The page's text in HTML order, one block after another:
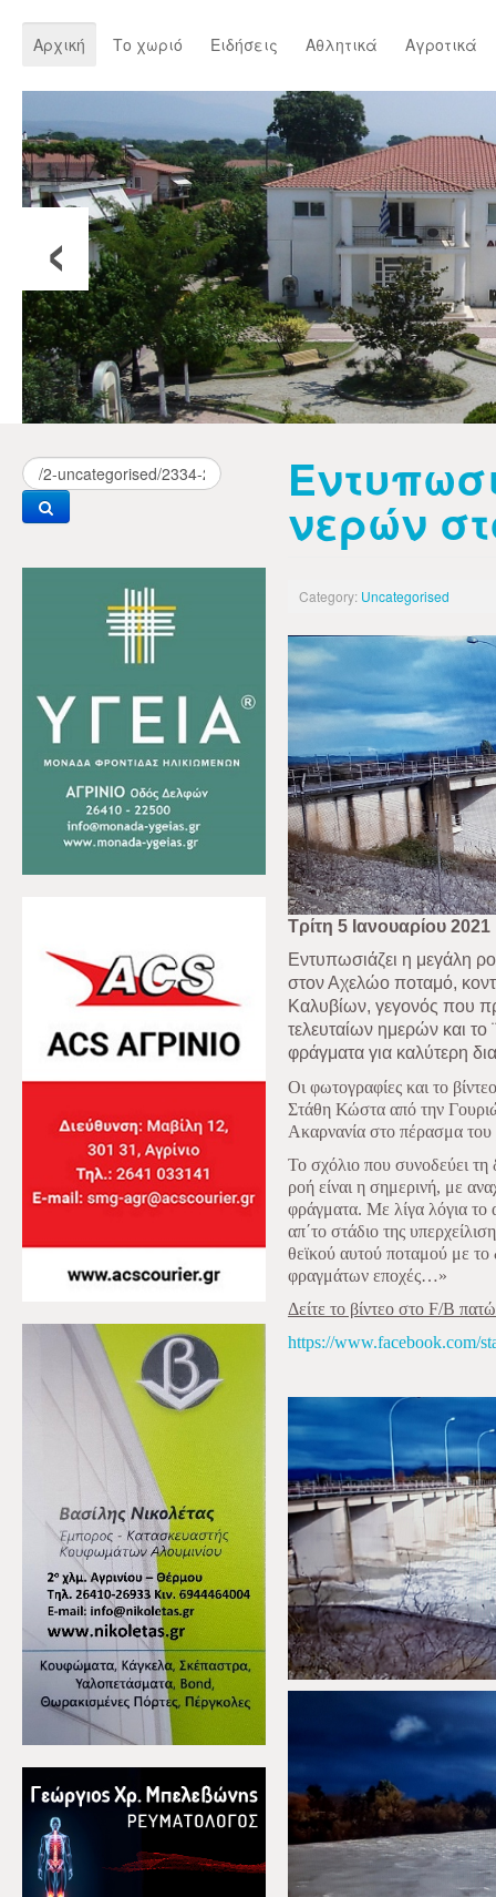
Αρχική Το χωριό Ειδήσεις Αθλητικά Αγροτικά
‹
νερών
Category: Uncategorised
Τρίτη 5 Ιανουαρίου 2021
Εντυπωσιάζει η μεγάλη
στον Αχελώο ποταμό,
Καλυβίων, γεγονός που
τελευταίων ημερών και το
φράγματα για καλύτερη
Οι φωτογραφίες και το
Στάθη Κώστα από την
Ακαρνανία στο πέρασμα
Το σχόλιο που συνοδεύει
ροή είναι η σημερινή, με
φράγματα. Με λίγα λόγια το
απ΄το στάδιο της
θεϊκού αυτού ποταμού με
φραγμάτων εποχές…»
Δείτε το βίντεο στο F/B
https://www.facebook.com/